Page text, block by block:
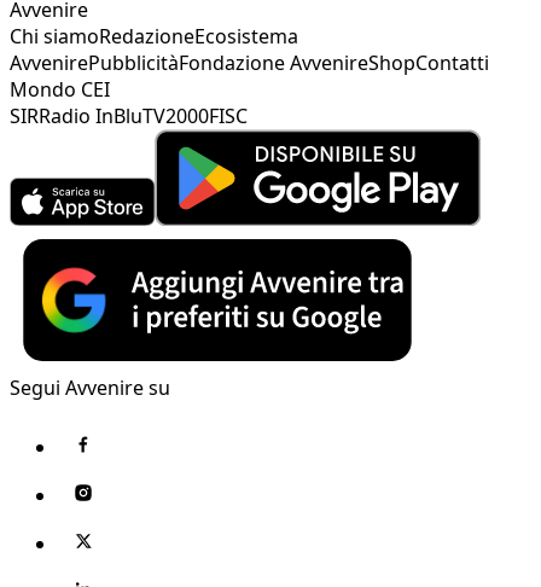
Avvenire
Chi siamoRedazioneEcosistema
AvvenirePubblicitàFondazione AvvenireShopContatti
Mondo CEI
SIRRadio InBluTV2000FISC
Segui Avvenire su